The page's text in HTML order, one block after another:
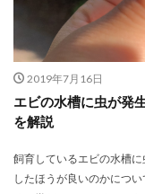
2019年7月16日
エビの水槽に虫が発
を解説
飼育しているエビの水槽
したほうが良いのかにつ